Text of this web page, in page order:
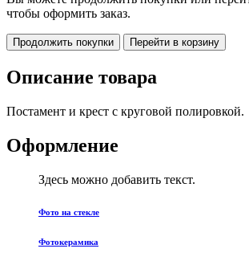
чтобы оформить заказ.
Продолжить покупки Перейти в корзину
Описание товара
Постамент и крест с круговой полировкой.
Оформление
Здесь можно добавить текст.
Фото на стекле
Фотокерамика